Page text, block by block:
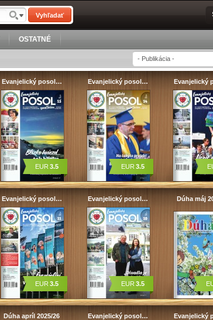
Vyhľadať
OSTATNÉ
Evanjelický posol…
EUR 3.5
Evanjelický posol…
EUR 3.5
Evanjelický
Evanjelický posol…
EUR 3.5
Evanjelický posol…
EUR 3.5
Dúha máj
Dúha apríl 2025/26 Evanjelický posol… Evanjelický